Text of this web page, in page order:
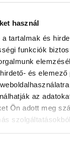
használ
tartalmak és
funkciók
és elemező
az
Ön adott meg